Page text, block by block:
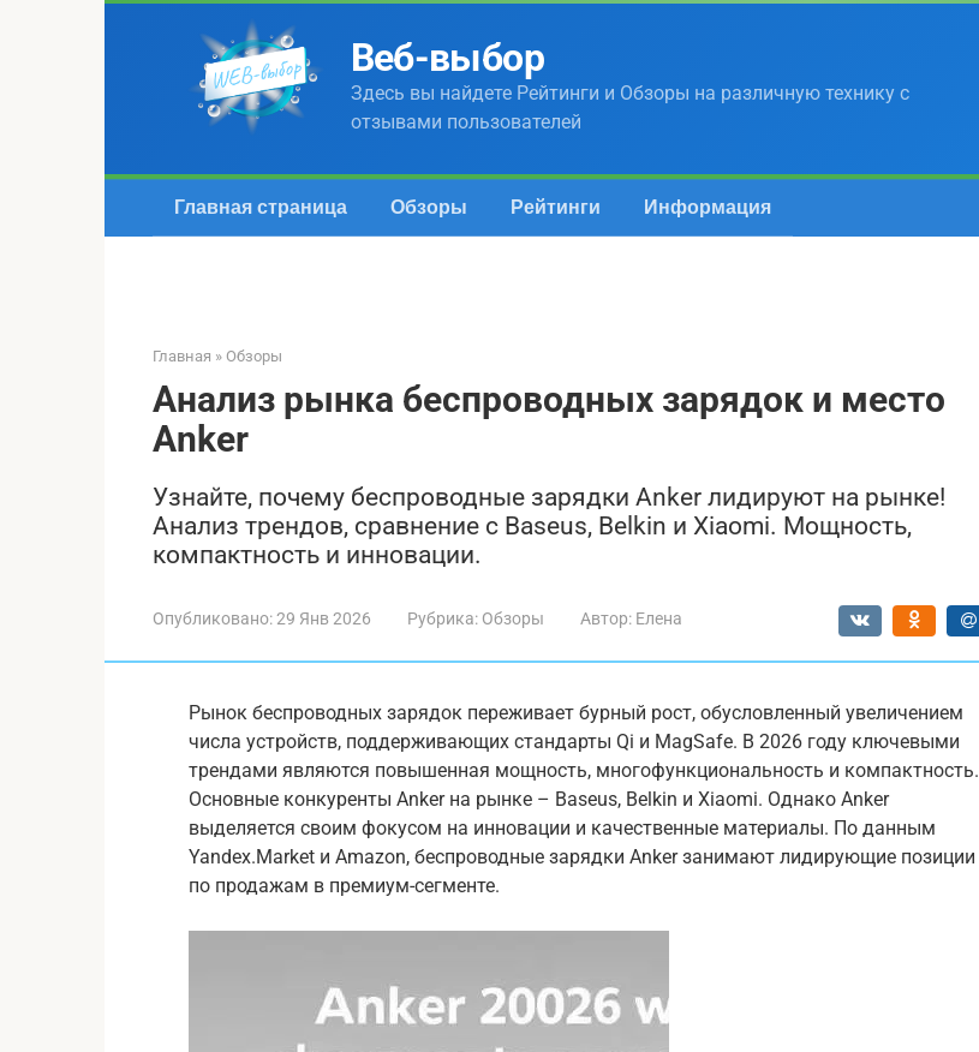
Веб-выбор
Здесь вы найдете Рейтинги и Обзоры на различную технику с
отзывами пользователей
Главная страница Обзоры Рейтинги Информация
Главная » Обзоры
Анализ рынка беспроводных зарядок и место
Anker
Узнайте, почему беспроводные зарядки Anker лидируют на рынке!
Анализ трендов, сравнение с Baseus, Belkin и Xiaomi. Мощность,
компактность и инновации.
Опубликовано:29 Янв 2026 Рубрика: Обзоры Автор: Елена
Рынок беспроводных зарядок переживает бурный рост, обусловленный увеличением
числа устройств, поддерживающих стандарты Qi и MagSafe. В 2026 году ключевыми
трендами являются повышенная мощность, многофункциональность и компактность.
Основные конкуренты Anker на рынке – Baseus, Belkin и Xiaomi. Однако Anker
выделяется своим фокусом на инновации и качественные материалы. По данным
Yandex.Market и Amazon, беспроводные зарядки Anker занимают лидирующие позиции
по продажам в премиум-сегменте.